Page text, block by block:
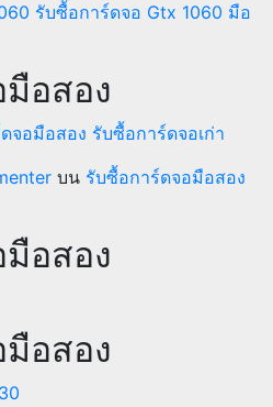
รับซื้อการ์ดจอ Gtx 1060 มือ
อสอง
จอมือสอง รับซื้อการ์ดจอเก่า
บน รับซื้อการ์ดจอมือสอง
อสอง
อสอง